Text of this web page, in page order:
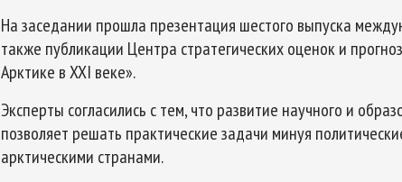
На заседании прошла презентация шестого выпуска
также публикации Центра стратегических оценок и
Арктике в XXI веке».
Эксперты согласились с тем, что развитие научного и
позволяет решать практические задачи минуя
арктическими странами.